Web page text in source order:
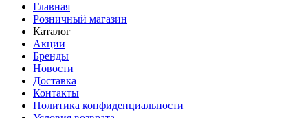
Главная
Розничный магазин
Каталог
Акции
Бренды
Новости
Доставка
Контакты
Политика конфиденциальности